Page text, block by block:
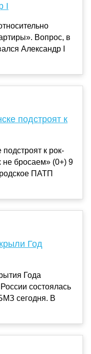
I
Вопрос, в
Александр I
подстроят к
к рок-
бросаем» (0+) 9
ПАТП
Год
Года
состоялась
сегодня. В